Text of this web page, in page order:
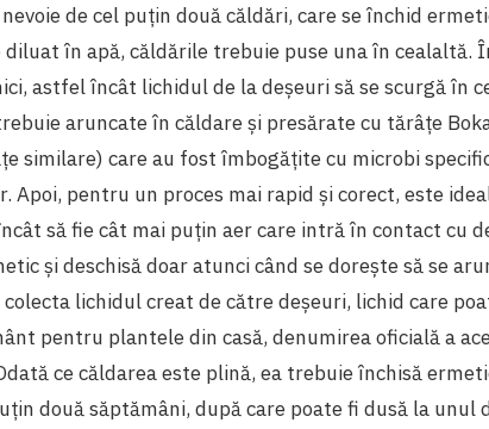
de cel puțin două căldări, care se închid
în apă, căldările trebuie puse una în cealaltă.
astfel încât lichidul de la deșeuri să se scurgă în
aruncate în căldare și presărate cu tărâțe
similare) care au fost îmbogățite cu microbi
Apoi, pentru un proces mai rapid și corect, este
să fie cât mai puțin aer care intră în contact cu
și deschisă doar atunci când se dorește să se
colecta lichidul creat de către deșeuri, lichid care
pentru plantele din casă, denumirea oficială a
ce căldarea este plină, ea trebuie închisă
două săptămâni, după care poate fi dusă la unul